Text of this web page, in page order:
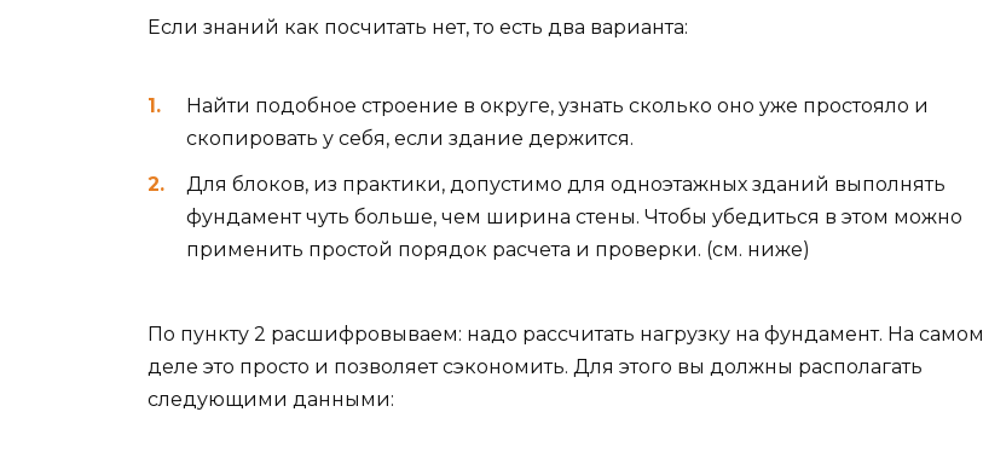
Если знаний как посчитать нет, то есть два варианта:
Найти подобное строение в округе, узнать сколько оно уже простояло и
скопировать у себя, если здание держится.
Для блоков, из практики, допустимо для одноэтажных зданий выполнять
фундамент чуть больше, чем ширина стены. Чтобы убедиться в этом можно
применить простой порядок расчета и проверки. (см. ниже)
По пункту 2 расшифровываем: надо рассчитать нагрузку на фундамент. На самом
деле это просто и позволяет сэкономить. Для этого вы должны располагать
следующими данными: